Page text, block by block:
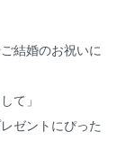
結婚のお祝いに
て」
ゼントにぴった